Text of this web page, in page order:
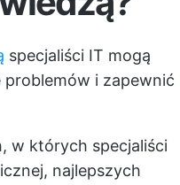
specjaliści IT mogą
i zapewnić
w których specjaliści
najlepszych